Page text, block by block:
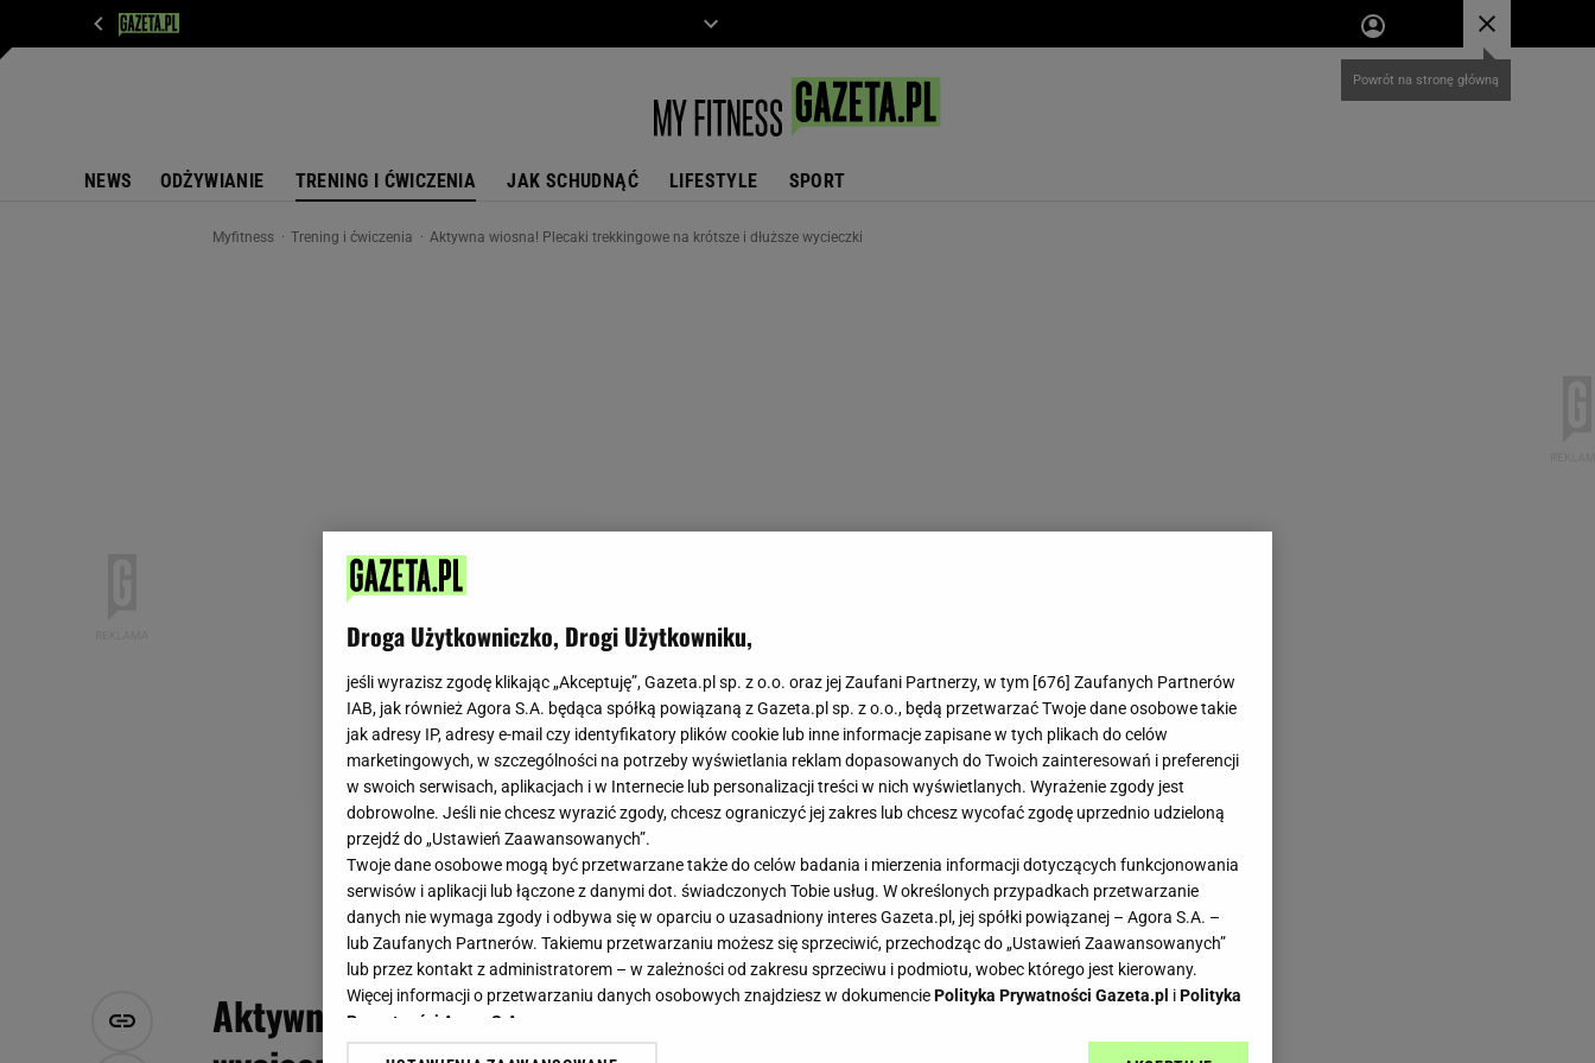
NEWS ODŻYWIANIE TRENING I ĆWICZENIA JAK SCHUDNĄĆ LIFESTYLE SPORT
Myfitness Trening i ćwiczenia Aktywna wiosna! Plecaki trekkingowe na krótsze i dłuższe wycieczki
Aktywna wiosna! Plecaki trekkingowe na krótsze i dłuższe
Droga Użytkowniczko, Drogi Użytkowniku,
jeśli wyrazisz zgodę klikając „Akceptuję”, Gazeta.pl sp. z o.o. oraz jej Zaufani Partnerzy, w tym [676] Zaufanych Partnerów
IAB, jak również Agora S.A. będąca spółką powiązaną z Gazeta.pl sp. z o.o., będą przetwarzać Twoje dane osobowe takie
jak adresy IP, adresy e-mail czy identyfikatory plików cookie lub inne informacje zapisane w tych plikach do celów
marketingowych, w szczególności na potrzeby wyświetlania reklam dopasowanych do Twoich zainteresowań i preferencji
w swoich serwisach, aplikacjach i w Internecie lub personalizacji treści w nich wyświetlanych. Wyrażenie zgody jest
dobrowolne. Jeśli nie chcesz wyrazić zgody, chcesz ograniczyć jej zakres lub chcesz wycofać zgodę uprzednio udzieloną
przejdź do „Ustawień Zaawansowanych”.
Twoje dane osobowe mogą być przetwarzane także do celów badania i mierzenia informacji dotyczących funkcjonowania
serwisów i aplikacji lub łączone z danymi dot. świadczonych Tobie usług. W określonych przypadkach przetwarzanie
danych nie wymaga zgody i odbywa się w oparciu o uzasadniony interes Gazeta.pl, jej spółki powiązanej – Agora S.A. –
lub Zaufanych Partnerów. Takiemu przetwarzaniu możesz się sprzeciwić, przechodząc do „Ustawień Zaawansowanych”
lub przez kontakt z administratorem – w zależności od zakresu sprzeciwu i podmiotu, wobec którego jest kierowany.
Więcej informacji o przetwarzaniu danych osobowych znajdziesz w dokumenciePolityka Prywatności Gazeta.pl iPolityka
Prywatności Agora S.A.